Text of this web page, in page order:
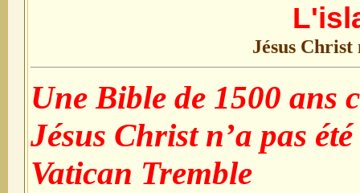
Jésus Christ
Une Bible de 1500 ans
Jésus Christ n’a pas
Vatican Tremble